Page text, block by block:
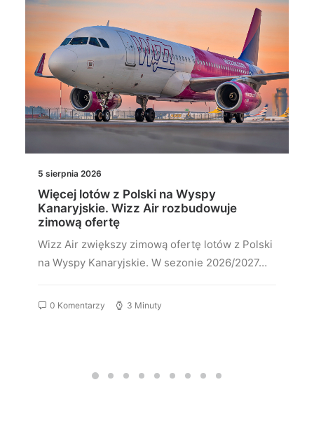
5 sierpnia 2026
Więcej lotów z Polski na Wyspy
Kanaryjskie. Wizz Air rozbudowuje
zimową ofertę
Wizz Air zwiększy zimową ofertę lotów z Polski
na Wyspy Kanaryjskie. W sezonie 2026/2027…
0 Komentarzy 3 Minuty